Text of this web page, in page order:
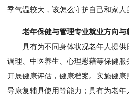
季气温较大，该怎么守护自己和家人
老年保健与管理专业就业方向与
具有为不同身体状况老年人提供
调理、中医养生、心理慰藉等保健服
开展健康评估，健康档案。实施健康
导康复辅具使用等能力；具有为老年